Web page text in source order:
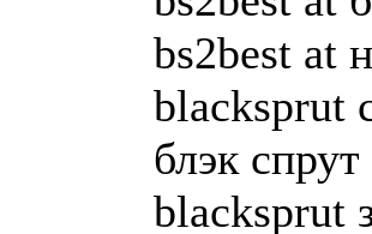
bs2best at
blacksprut
блэк
blacksprut